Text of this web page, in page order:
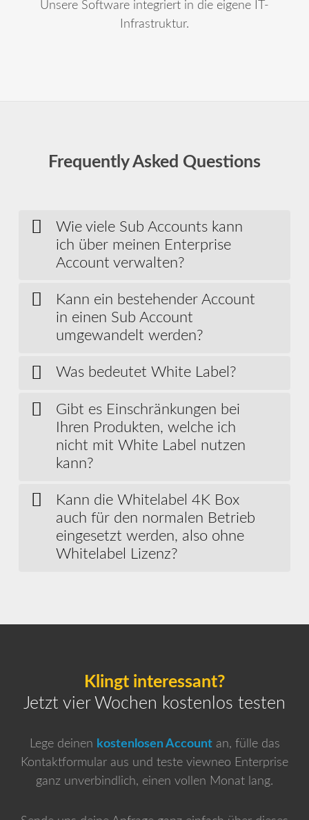
Unsere Software integriert in die eigene IT-
Infrastruktur.
Frequently Asked Questions
Wie viele Sub Accounts kann
ich über meinen Enterprise
Account verwalten?
Kann ein bestehender Account
in einen Sub Account
umgewandelt werden?
Was bedeutet White Label?
Gibt es Einschränkungen bei
Ihren Produkten, welche ich
nicht mit White Label nutzen
kann?
Kann die Whitelabel 4K Box
auch für den normalen Betrieb
eingesetzt werden, also ohne
Whitelabel Lizenz?
Klingt interessant?
Jetzt vier Wochen kostenlos testen
Lege deinen kostenlosen Accountan, fülle das
Kontaktformular aus und teste viewneo Enterprise
ganz unverbindlich, einen vollen Monat lang.